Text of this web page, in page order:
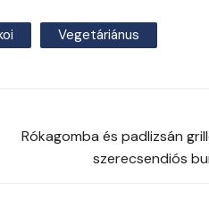
Vegetáriánus
Rókagomba és padlizsán
szerecsendiós